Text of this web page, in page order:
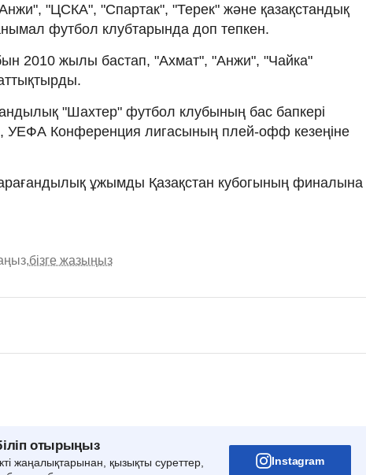
"ЦСКА", "Спартак", "Терек" және қазақстандық
футбол клубтарында доп тепкен.
2010 жылы бастап, "Ахмат", "Анжи", "Чайка"
"Шахтер" футбол клубының бас бапкері
УЕФА Конференция лигасының плей-офф кезеңіне
ұжымды Қазақстан кубогының финалына
бізге жазыңыз
отырыңыз
жаңалықтарынан, қызықты суреттер,
Instagram